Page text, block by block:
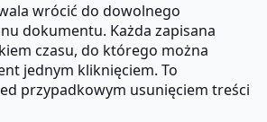
wrócić do dowolnego
dokumentu. Każda zapisana
czasu, do którego można
jednym kliknięciem. To
przypadkowym usunięciem treści